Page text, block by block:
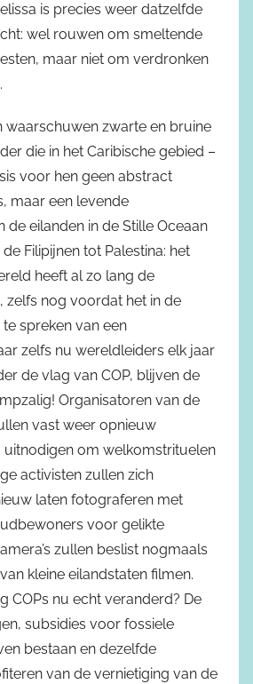
is precies weer datzelfde
wel rouwen om smeltende
maar niet om verdronken
waarschuwen zwarte en bruine
die in het Caribische gebied –
voor hen geen abstract
maar een levende
de eilanden in de Stille Oceaan
Filipijnen tot Palestina: het
heeft al zo lang de
zelfs nog voordat het in de
spreken van een
zelfs nu wereldleiders elk jaar
de vlag van COP, blijven de
Organisatoren van de
vast weer opnieuw
uitnodigen om welkomstrituelen
activisten zullen zich
laten fotograferen met
voor gelikte
zullen beslist nogmaals
kleine eilandstaten filmen.
COPs nu echt veranderd? De
subsidies voor fossiele
bestaan en dezelfde
van de vernietiging van de